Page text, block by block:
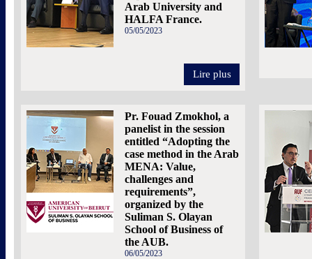
Arab University and
HALFA France.
05/05/2023
Lire plus
Pr. Fouad Zmokhol, a
panelist in the session
entitled “Adopting the
case method in the Arab
MENA: Value,
challenges and
requirements”,
organized by the
Suliman S. Olayan
School of Business of
the AUB.
06/05/2023